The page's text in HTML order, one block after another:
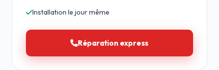
Installation le jour même
Réparation express